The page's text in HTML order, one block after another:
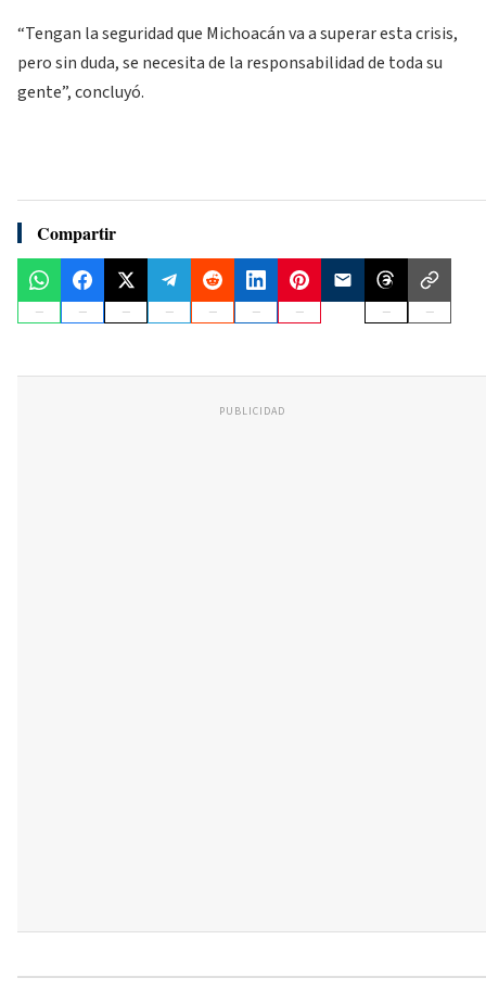
“Tengan la seguridad que Michoacán va a superar esta crisis,
pero sin duda, se necesita de la responsabilidad de toda su
gente”, concluyó.
Compartir
PUBLICIDAD